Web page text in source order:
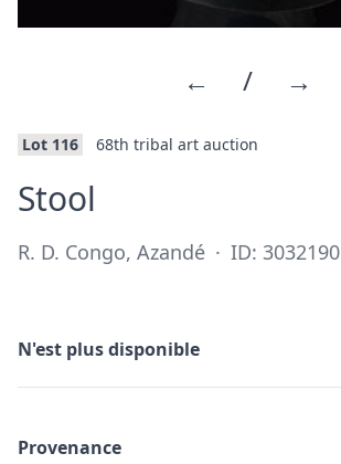
← / →
Lot 116 68th tribal art auction
Stool
R. D. Congo, Azandé · ID: 3032190
N'est plus disponible
Provenance